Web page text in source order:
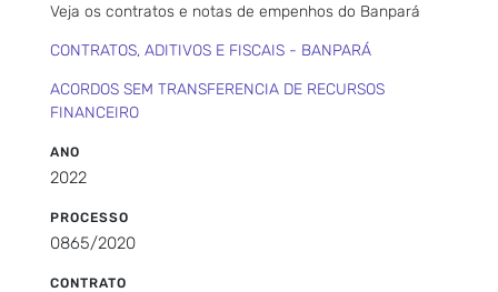
Veja os contratos e notas de empenhos do Banpará
CONTRATOS, ADITIVOS E FISCAIS - BANPARÁ
ACORDOS SEM TRANSFERENCIA DE RECURSOS
FINANCEIRO
ANO
2022
PROCESSO
0865/2020
CONTRATO